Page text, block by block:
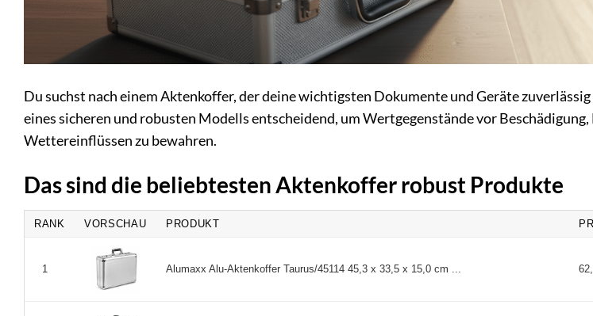
Du suchst nach einem Aktenkoffer, der deine wichtigsten Dokumente und Geräte
eines sicheren und robusten Modells entscheidend, um Wertgegenstände vor
Wettereinflüssen zu bewahren.
Das sind die beliebtesten Aktenkoffer robust Produkte
RANK VORSCHAU PRODUKT
1 Alumaxx Alu-Aktenkoffer Taurus/45114 45,3 x 33,5 x 15,0 cm ...